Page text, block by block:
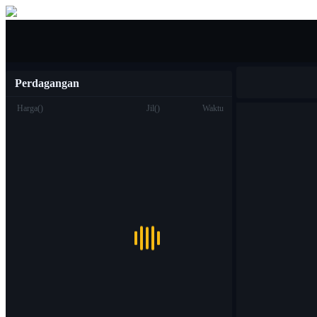
Perdagangan
Harga() Jil () Waktu